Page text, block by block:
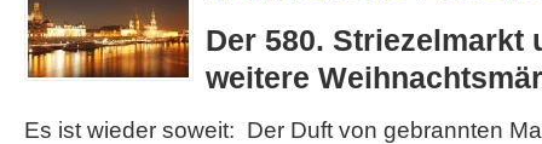
Der 580. Striezelmarkt
weitere
Es ist wieder soweit: Der Duft von gebrannten